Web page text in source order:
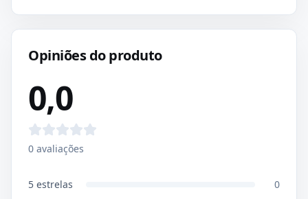
Opiniões do produto
0,0
0 avaliações
5 estrelas 0